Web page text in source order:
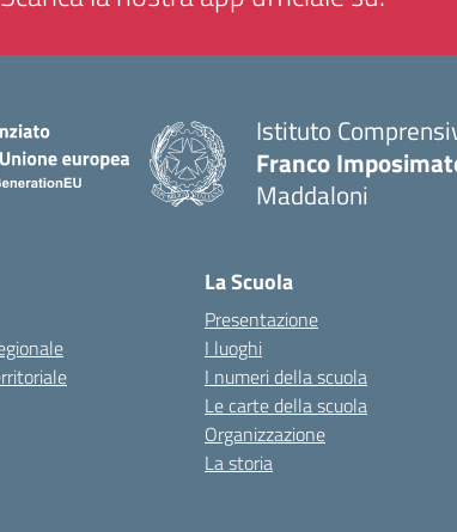
Istituto
Franco
Maddaloni
La Scuola
Presentazione
I luoghi
I numeri della scuola
Le carte della scuola
Organizzazione
La storia